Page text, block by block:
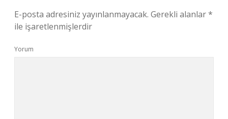
E-posta adresiniz yayınlanmayacak. Gerekli alanlar*
ile işaretlenmişlerdir
Yorum